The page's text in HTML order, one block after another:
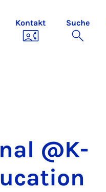
Kontakt Suche
@K­